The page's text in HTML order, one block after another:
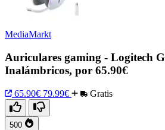
MediaMarkt
Auriculares gaming - Logitech
Inalámbricos, por 65.90€
65.90€ 79.99€ Gratis
500